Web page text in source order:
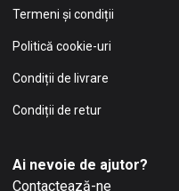
Termeni și condiții
Politică cookie-uri
Condiții de livrare
Condiții de retur
Ai nevoie de ajutor?
Contactează-ne